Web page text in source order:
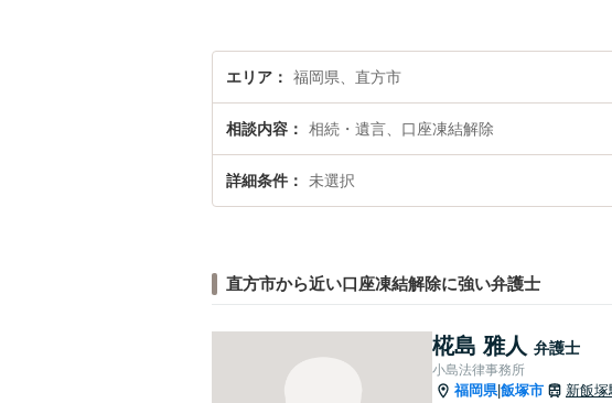
エリア 福岡県、直方市
相談内容 相続・遺言、口座凍結解除
詳細条件 未選択
直方市から近い口座凍結解除に強い弁護士
椛島 雅人 弁護士
小島法律事務所
福岡県|飯塚市 新飯塚